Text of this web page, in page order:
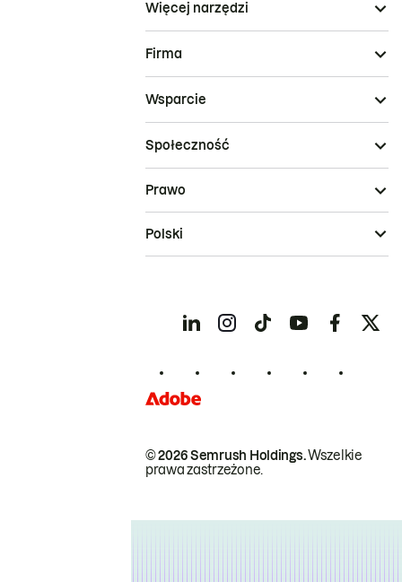
Więcej narzędzi
Firma
Wsparcie
Społeczność
© 2026 Semrush Holdings.Wszelkie
prawa zastrzeżone.
Prawo
Polski